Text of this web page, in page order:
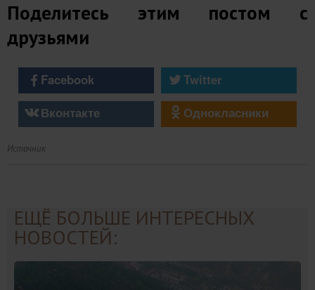
Поделитесь этим постом с
друзьями
Facebook
Twitter
Вконтакте
Однокласники
Источник
ЕЩЁ БОЛЬШЕ ИНТЕРЕСНЫХ
НОВОСТЕЙ: